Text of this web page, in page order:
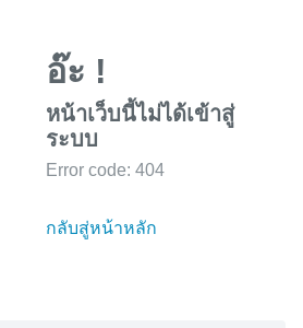
อ๊ะ !
หน้าเว็บนี้ไม่ได้เข้าสู่
ระบบ
Error code: 404
กลับสู่หน้าหลัก